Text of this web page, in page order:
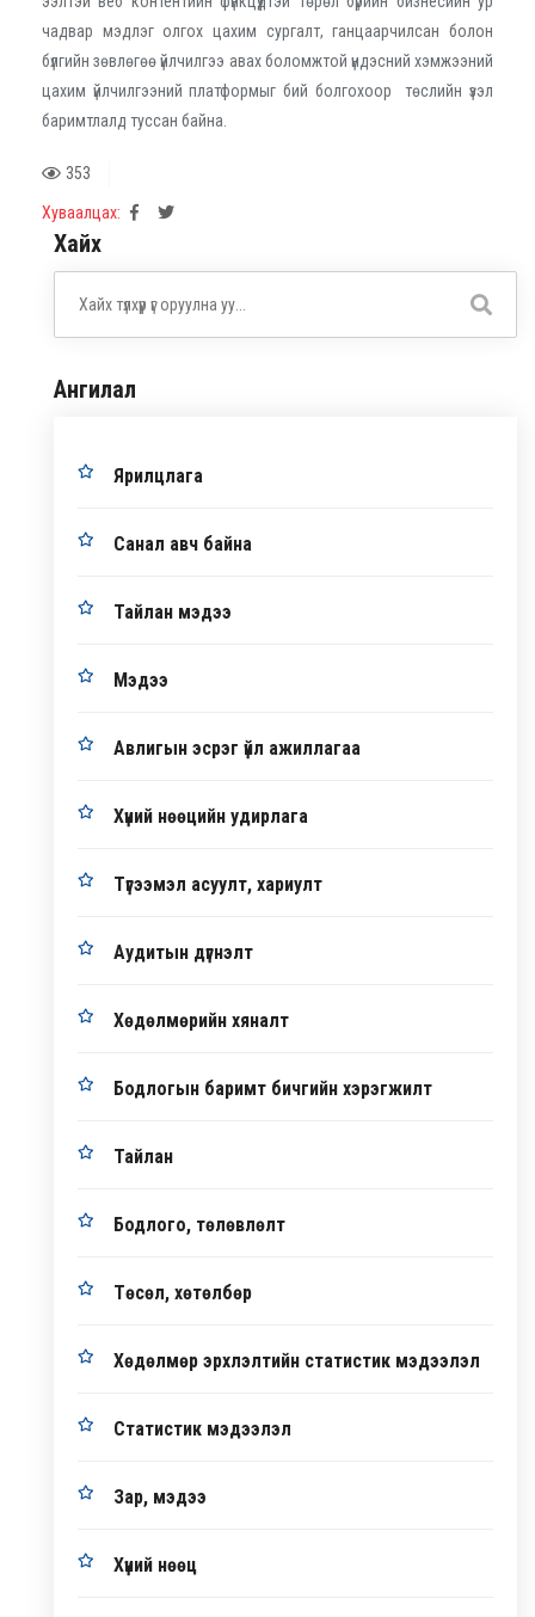
чадвар мэдлэг олгох цахим сургалт, ганцаарчилсан болон
бүлгийн зөвлөгөө үйлчилгээ авах боломжтой үндэсний хэмжээний
цахим үйлчилгээний платформыг бий болгохоор төслийн үзэл
баримтлалд туссан байна.
353
Хуваалцах:
Хайх
Ангилал
Ярилцлага
Санал авч байна
Тайлан мэдээ
Мэдээ
Авлигын эсрэг үйл ажиллагаа
Хүний нөөцийн удирлага
Түгээмэл асуулт, хариулт
Аудитын дүгнэлт
Хөдөлмөрийн хяналт
Бодлогын баримт бичгийн хэрэгжилт
Тайлан
Бодлого, төлөвлөлт
Төсөл, хөтөлбөр
Хөдөлмөр эрхлэлтийн статистик мэдээлэл
Статистик мэдээлэл
Зар, мэдээ
Хүний нөөц